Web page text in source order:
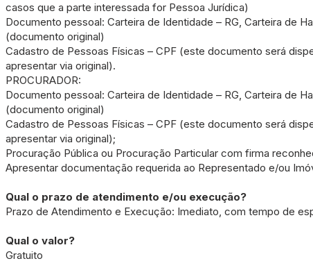
casos que a parte interessada for Pessoa Jurídica)
Documento pessoal: Carteira de Identidade – RG, Carteira de
(documento original)
Cadastro de Pessoas Físicas – CPF (este documento será
apresentar via original).
PROCURADOR:
Documento pessoal: Carteira de Identidade – RG, Carteira de
(documento original)
Cadastro de Pessoas Físicas – CPF (este documento será
apresentar via original);
Procuração Pública ou Procuração Particular com firma
Apresentar documentação requerida ao Representado e/ou
Qual o prazo de atendimento e/ou execução?
Prazo de Atendimento e Execução: Imediato, com tempo de
Qual o valor?
Gratuito